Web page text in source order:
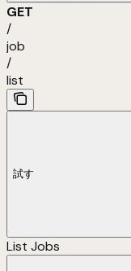
GET
/
job
/
list
試す
List Jobs